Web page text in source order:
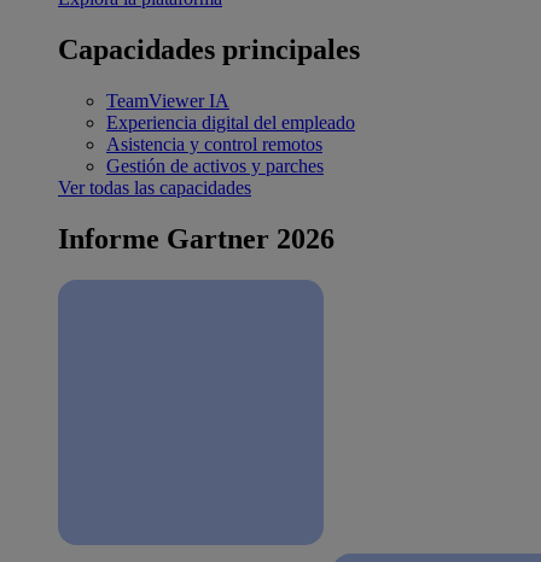
Capacidades principales
TeamViewer IA
Experiencia digital del empleado
Asistencia y control remotos
Gestión de activos y parches
Ver todas las capacidades
Informe Gartner 2026